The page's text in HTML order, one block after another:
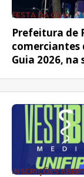
FESTA DA GUIA
Prefeitura de
comerciantes
Guia 2026, na
INSCRIÇÕES